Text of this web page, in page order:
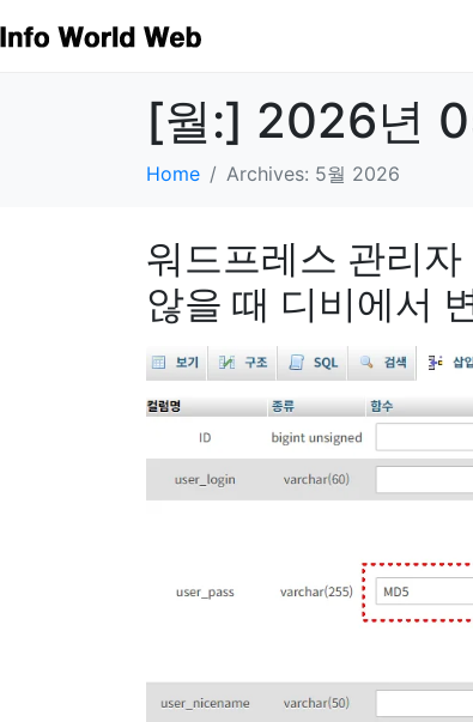
[월:] 2026년
Home Archives: 5월 2026
워드프레스 관리
않을 때 디비에서